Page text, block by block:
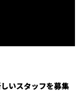
いスタッフを募集